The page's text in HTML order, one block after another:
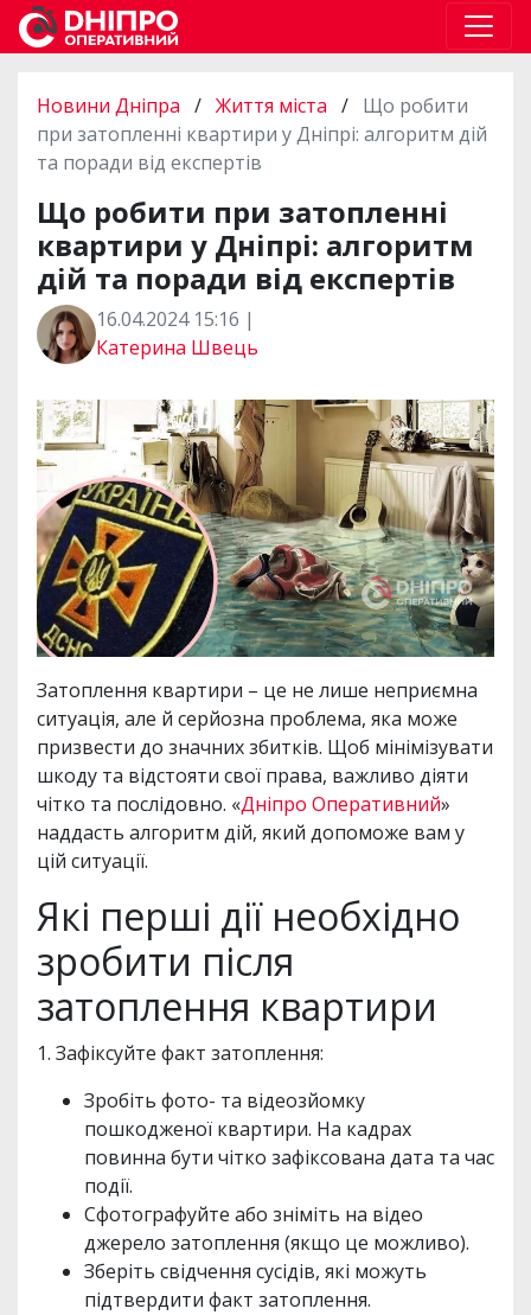
Новини Дніпра / Життя міста / Що робити
при затопленні квартири у Дніпрі: алгоритм дій
та поради від експертів
Що робити при затопленні
квартири у Дніпрі: алгоритм
дій та поради від експертів
16.04.2024 15:16 |
Катерина Швець
Затоплення квартири – це не лише неприємна
ситуація, але й серйозна проблема, яка може
призвести до значних збитків. Щоб мінімізувати
шкоду та відстояти свої права, важливо діяти
чітко та послідовно. «Дніпро Оперативний»
наддасть алгоритм дій, який допоможе вам у
цій ситуації.
Які перші дії необхідно
зробити після
затоплення квартири
1. Зафіксуйте факт затоплення:
Зробіть фото- та відеозйомку
пошкодженої квартири. На кадрах
повинна бути чітко зафіксована дата та час
події.
Сфотографуйте або зніміть на відео
джерело затоплення (якщо це можливо).
Зберіть свідчення сусідів, які можуть
підтвердити факт затоплення.